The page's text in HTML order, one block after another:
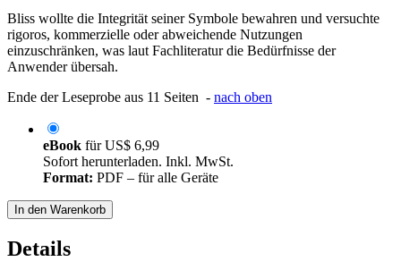
Bliss wollte die Integrität seiner Symbole bewahren und versuchte
rigoros, kommerzielle oder abweichende Nutzungen
einzuschränken, was laut Fachliteratur die Bedürfnisse der
Anwender übersah.
Ende der Leseprobe aus 11 Seiten - nach oben
eBook fürUS$ 6,99
Sofort herunterladen. Inkl. MwSt.
Format: PDF – für alle Geräte
In den Warenkorb
Details